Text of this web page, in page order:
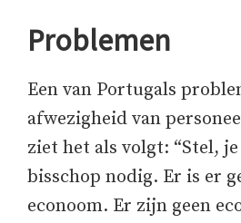
Problemen
Een van Portugals
afwezigheid van
ziet het als volgt: “Stel,
bisschop nodig. Er is er
econoom. Er zijn geen